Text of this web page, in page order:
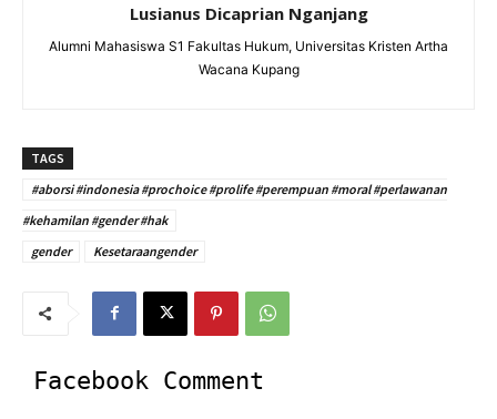
Lusianus Dicaprian Nganjang
Alumni Mahasiswa S1 Fakultas Hukum, Universitas Kristen Artha
Wacana Kupang
TAGS
#aborsi #indonesia #prochoice #prolife #perempuan #moral #perlawanan
#kehamilan #gender #hak
gender
Kesetaraangender
Facebook Comment